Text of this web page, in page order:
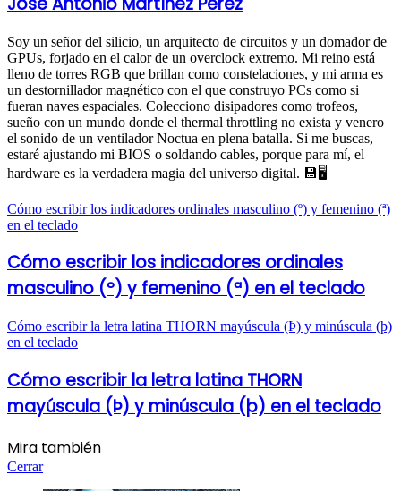
Soy un señor del silicio, un arquitecto de circuitos y un domador de
GPUs, forjado en el calor de un overclock extremo. Mi reino está
lleno de torres RGB que brillan como constelaciones, y mi arma es
un destornillador magnético con el que construyo PCs como si
fueran naves espaciales. Colecciono disipadores como trofeos,
sueño con un mundo donde el thermal throttling no exista y venero
el sonido de un ventilador Noctua en plena batalla. Si me buscas,
estaré ajustando mi BIOS o soldando cables, porque para mí, el
hardware es la verdadera magia del universo digital. 💾🖥️
Cómo escribir los indicadores ordinales masculino (º) y femenino (ª)
en el teclado
Cómo escribir los indicadores ordinales
masculino (º) y femenino (ª) en el teclado
Cómo escribir la letra latina THORN mayúscula (Þ) y minúscula (þ)
en el teclado
Cómo escribir la letra latina THORN
mayúscula (Þ) y minúscula (þ) en el teclado
Mira también
Cerrar